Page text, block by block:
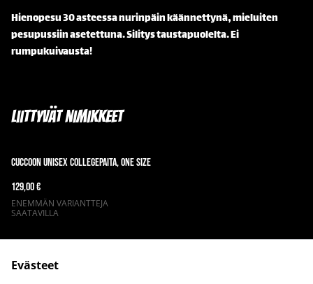
Hienopesu 30 asteessa nurinpäin käännettynä, mieluiten
pesupussiin asetettuna. Silitys taustapuolelta. Ei
rumpukuivausta!
Liittyvät nimikkeet
Cuccoon Unisex Collegepaita, one size
129,00 €
ENEMMÄN VARIANTTEJA
SAATAVILLA
Evästeet